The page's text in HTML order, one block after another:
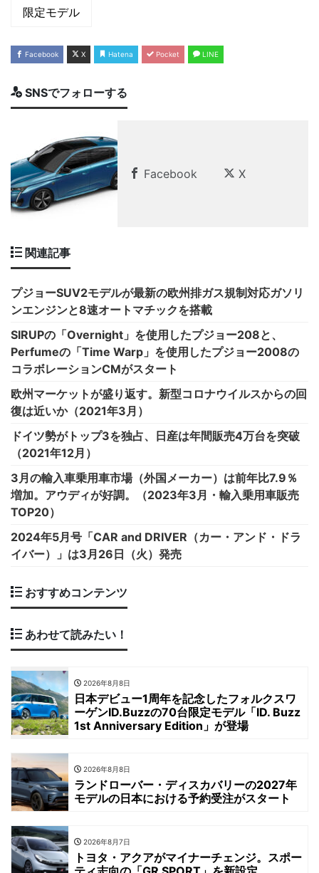
限定モデル
Facebook X Hatena Pocket LINE
SNSでフォローする
Facebook X
関連記事
プジョーSUV2モデルが最新の欧州排ガス規制対応ガソリ
ンエンジンと8速オートマチックを搭載
SIRUPの「Overnight」を使用したプジョー208と、
Perfumeの「Time Warp」を使用したプジョー2008の
コラボレーションCMがスタート
欧州マーケットが盛り返す。新型コロナウイルスからの回
復は近いか（2021年3月）
ドイツ勢がトップ3を独占、日産は年間販売4万台を突破
（2021年12月）
3月の輸入車乗用車市場（外国メーカー）は前年比7.9％
増加。アウディが好調。（2023年3月・輸入乗用車販売
TOP20）
2024年5月号「CAR and DRIVER（カー・アンド・ドラ
イバー）」は3月26日（火）発売
おすすめコンテンツ
あわせて読みたい！
2026年8月8日
日本デビュー1周年を記念したフォルクスワ
ーゲンID.Buzzの70台限定モデル「ID. Buzz
1st Anniversary Edition」が登場
2026年8月8日
ランドローバー・ディスカバリーの2027年
モデルの日本における予約受注がスタート
2026年8月7日
トヨタ・アクアがマイナーチェンジ。スポー